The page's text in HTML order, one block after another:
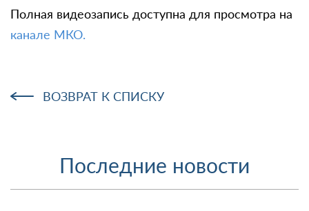
Полная видеозапись доступна для просмотра на
канале МКО.
ВОЗВРАТ К СПИСКУ
Последние новости